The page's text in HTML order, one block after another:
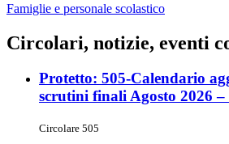
Famiglie e personale scolastico
Circolari, notizie, eventi
Protetto: 505-Calendario
scrutini finali Agosto 2026
Circolare 505